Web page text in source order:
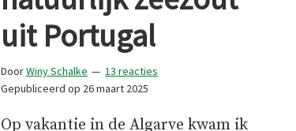
uit Portugal
DoorWiny Schalke
13 reacties
Gepubliceerd op 26 maart 2025
Op vakantie in de Algarve kwam ik